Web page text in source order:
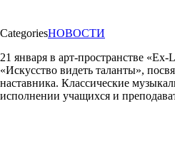
CategoriesНОВОСТИ
21 января в арт-пространстве
«Искусство видеть таланты»,
наставника. Классические
исполнении учащихся и